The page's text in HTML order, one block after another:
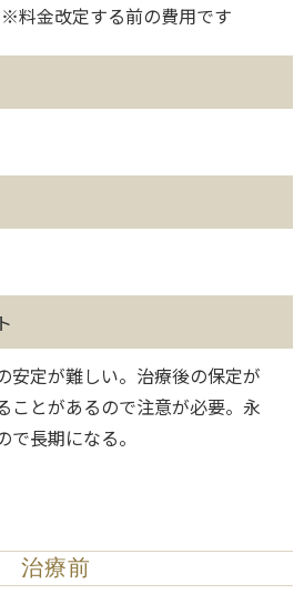
料金改定する前の費用です
安定が難しい。治療後の保定が
ことがあるので注意が必要。永
長期になる。
治療前